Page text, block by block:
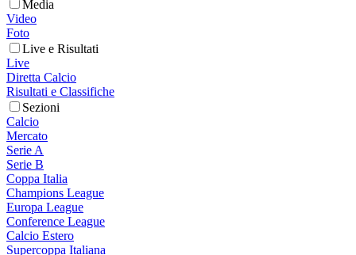
Media
Video
Foto
Live e Risultati
Live
Diretta Calcio
Risultati e Classifiche
Sezioni
Calcio
Mercato
Serie A
Serie B
Coppa Italia
Champions League
Europa League
Conference League
Calcio Estero
Supercoppa Italiana